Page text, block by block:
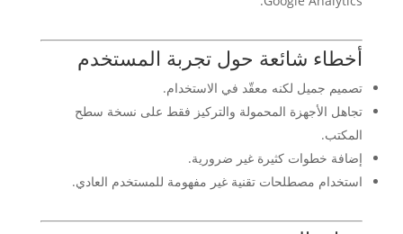
أخطاء شائعة حول تجربة المستخدم
تصميم جميل لكنه معقّد في الاستخدام.
تجاهل الأجهزة المحمولة والتركيز فقط على نسخة سطح
المكتب.
إضافة خطوات كثيرة غير ضرورية.
استخدام مصطلحات تقنية غير مفهومة للمستخدم العادي.